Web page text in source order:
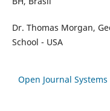
Dr. Thomas Morgan,
School - USA
Open Journal Systems